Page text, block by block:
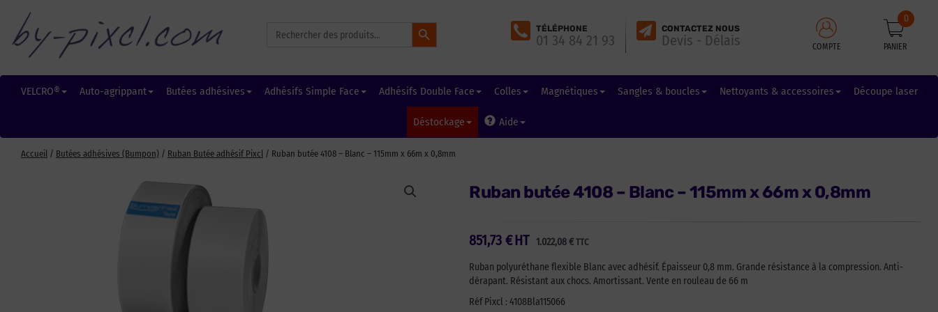
for:
Search Button
TÉLÉPHONE
01 34 84 21 93
CONTACTEZ NOUS
Devis - Délais COMPTE PANIER
0
VELCRO® Auto-agrippant Butées adhésives Adhésifs Simple Face Adhésifs Double Face Colles Magnétiques Sangles & boucles Nettoyants & accessoires Découpe laser
Déstockage Aide
Accueil / Butées adhésives (Bumpon) / Ruban Butée adhésif Pixcl / Ruban butée 4108 – Blanc – 115mm x 66m x 0,8mm
Ruban butée 4108 – Blanc – 115mm x 66m x 0,8mm
851,73 € 1.022,08€ TTC
HT
Ruban polyuréthane flexible Blanc avec adhésif. Épaisseur 0,8 mm. Grande résistance à la compression. Anti-
dérapant. Résistant aux chocs. Amortissant. Vente en rouleau de 66 m
Réf Pixcl : 4108Bla115066